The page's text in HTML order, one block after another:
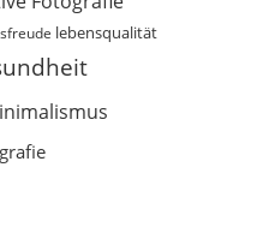
lebensqualität